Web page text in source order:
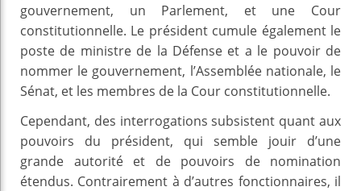
gouvernement, un Parlement, et une Cour
constitutionnelle. Le président cumule également le
poste de ministre de la Défense et a le pouvoir de
nommer le gouvernement, l’Assemblée nationale, le
Sénat, et les membres de la Cour constitutionnelle.
Cependant, des interrogations subsistent quant aux
pouvoirs du président, qui semble jouir d’une
grande autorité et de pouvoirs de nomination
étendus. Contrairement à d’autres fonctionnaires, il